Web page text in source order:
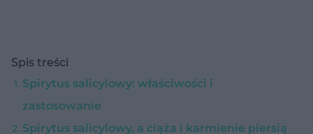
Spis treści
Spirytus salicylowy: właściwości i
zastosowanie
Spirytus salicylowy, a ciąża i karmienie piersią